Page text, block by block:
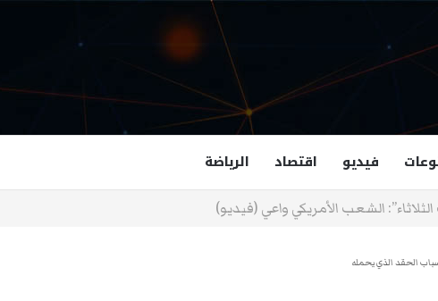
فيديو اقتصاد الرياضة
نيويورك وغزالة هاشمي أول مسلمة نائبة لحاكم فرجينيا
الحقد الذي يحمله